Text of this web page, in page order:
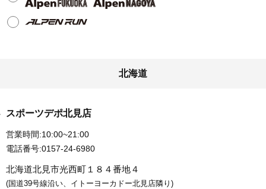
北海道
スポーツデポ北見店
営業時間:10:00~21:00
電話番号:0157-24-6980
北海道北見市光西町１８４番地４
(国道39号線沿い、イトーヨーカドー北見店隣り)